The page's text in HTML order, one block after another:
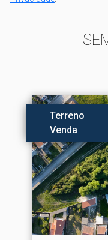
Terreno
Venda